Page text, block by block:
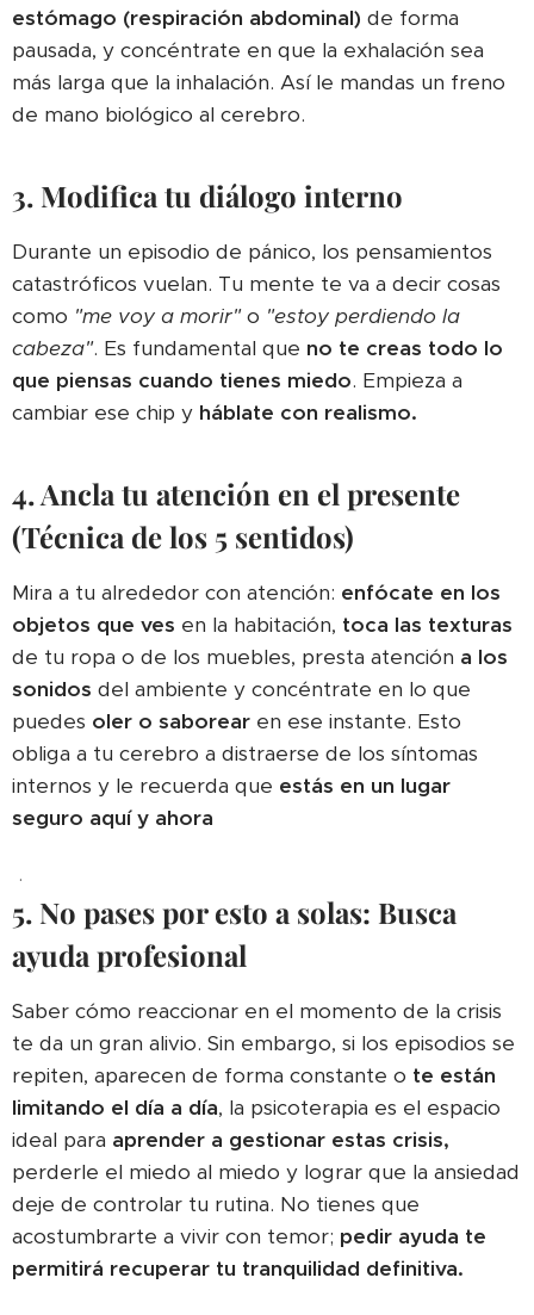
estómago (respiración abdominal) de forma
pausada, y concéntrate en que la exhalación sea
más larga que la inhalación. Así le mandas un freno
de mano biológico al cerebro.
3. Modifica tu diálogo interno
Durante un episodio de pánico, los pensamientos
catastróficos vuelan. Tu mente te va a decir cosas
como "me voy a morir"o "estoy perdiendo la
cabeza". Es fundamental que no te creas todo lo
que piensas cuando tienes miedo. Empieza a
cambiar ese chip y háblate con realismo.
4. Ancla tu atención en el presente
(Técnica de los 5 sentidos)
Mira a tu alrededor con atención: enfócate en los
objetos que ves en la habitación, toca las texturas
de tu ropa o de los muebles, presta atención a los
sonidos del ambiente y concéntrate en lo que
puedes oler o saborear en ese instante. Esto
obliga a tu cerebro a distraerse de los síntomas
internos y le recuerda que estás en un lugar
seguro aquí y ahora
.
5. No pases por esto a solas: Busca
ayuda profesional
Saber cómo reaccionar en el momento de la crisis
te da un gran alivio. Sin embargo, si los episodios se
repiten, aparecen de forma constante o te están
limitando el día a día, la psicoterapia es el espacio
ideal para aprender a gestionar estas crisis,
perderle el miedo al miedo y lograr que la ansiedad
deje de controlar tu rutina. No tienes que
acostumbrarte a vivir con temor; pedir ayuda te
permitirá recuperar tu tranquilidad definitiva.